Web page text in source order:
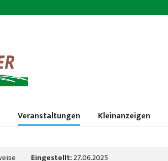
Veranstaltungen Kleinanzeigen
Eingestellt:27.06.2025